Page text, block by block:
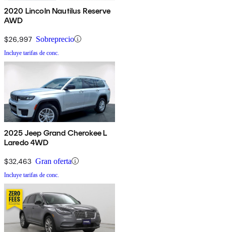
2020 Lincoln Nautilus Reserve
AWD
$26,997 Sobreprecio
Incluye tarifas de conc.
2025 Jeep Grand Cherokee L
Laredo 4WD
$32,463 Gran oferta
Incluye tarifas de conc.